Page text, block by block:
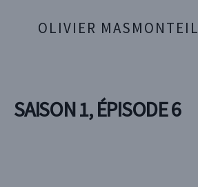
OLIVIER MASMONTEIL
SAISON 1, ÉPISODE 6